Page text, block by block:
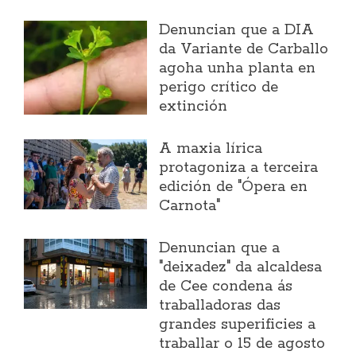
Denuncian que a DIA
da Variante de Carballo
agoha unha planta en
perigo crítico de
extinción
A maxia lírica
protagoniza a terceira
edición de "Ópera en
Carnota"
Denuncian que a
"deixadez" da alcaldesa
de Cee condena ás
traballadoras das
grandes superificies a
traballar o 15 de agosto